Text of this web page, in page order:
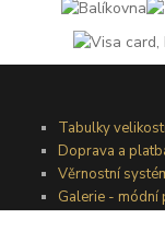
Tabulky
Doprava a
Věrnostní
Galerie - módní